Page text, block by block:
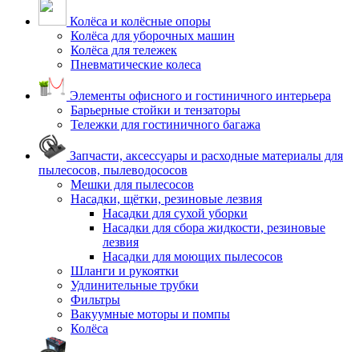
Колёса и колёсные опоры
Колёса для уборочных машин
Колёса для тележек
Пневматические колеса
Элементы офисного и гостиничного интерьера
Барьерные стойки и тензаторы
Тележки для гостиничного багажа
Запчасти, аксессуары и расходные материалы для
пылесосов, пылеводососов
Мешки для пылесосов
Насадки, щётки, резиновые лезвия
Насадки для сухой уборки
Насадки для сбора жидкости, резиновые
лезвия
Насадки для моющих пылесосов
Шланги и рукоятки
Удлинительные трубки
Фильтры
Вакуумные моторы и помпы
Колёса